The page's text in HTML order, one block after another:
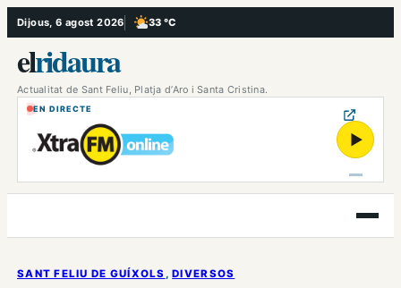
Vés
al
contingut
Dijous, 6 agost 2026 33 °C
, Poc ennuvolat
elridaura
Actualitat de Sant Feliu, Platja d’Aro i Santa Cristina.
EN DIRECTE
▶
Obre
el
SANT FELIU DE GUÍXOLS , DIVERSOS